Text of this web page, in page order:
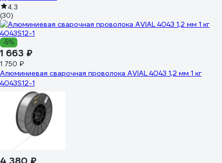
4.3
(30)
-5%
1 663 ₽
1 750 ₽
Алюминиевая сварочная проволока AVIAL 4043 1,2 мм 1 кг
4043S12-1